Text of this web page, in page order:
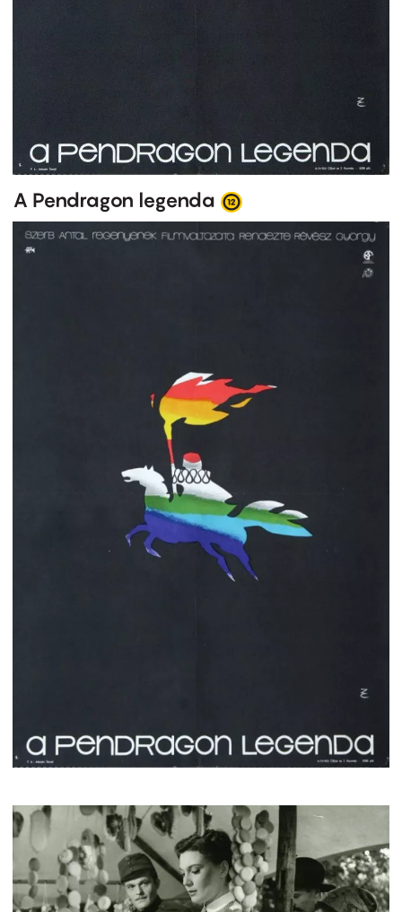
A Pendragon legenda